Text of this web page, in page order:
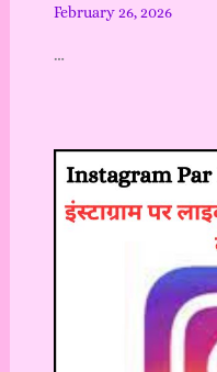
February 26, 2026
…